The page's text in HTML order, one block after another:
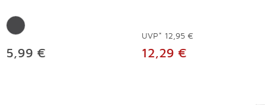
5,99 €
UVP* 12,95 €
12,29 €